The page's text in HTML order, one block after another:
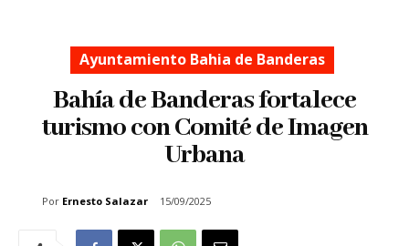
Ayuntamiento Bahia de Banderas
Bahía de Banderas fortalece
turismo con Comité de Imagen
Urbana
Por Ernesto Salazar 15/09/2025